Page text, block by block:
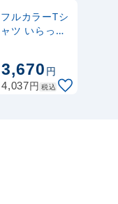
フルカラーTシ
ャツ いらっし
3,670円
4,037円 税込